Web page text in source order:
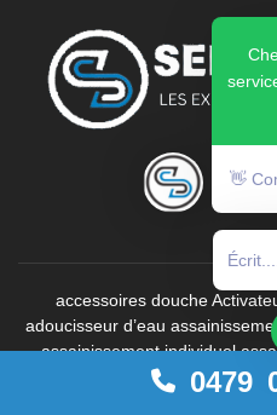
0479
accessoires douche
adoucisseur d’eau
assainissement individuel
Astuces
👋